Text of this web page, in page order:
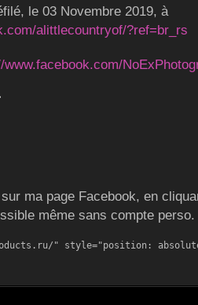
le 03 Novembre 2019, à
alittlecountryof/?ref=br_rs
www.facebook.com/
ma page Facebook, en
même sans compte perso.
" style="position: